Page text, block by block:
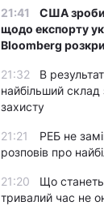
21:41
США
щодо експорту
Bloomberg
21:32
В
найбільший склад
захисту
21:21
РЕБ не
розповів про
21:20
Що
тривалий час не